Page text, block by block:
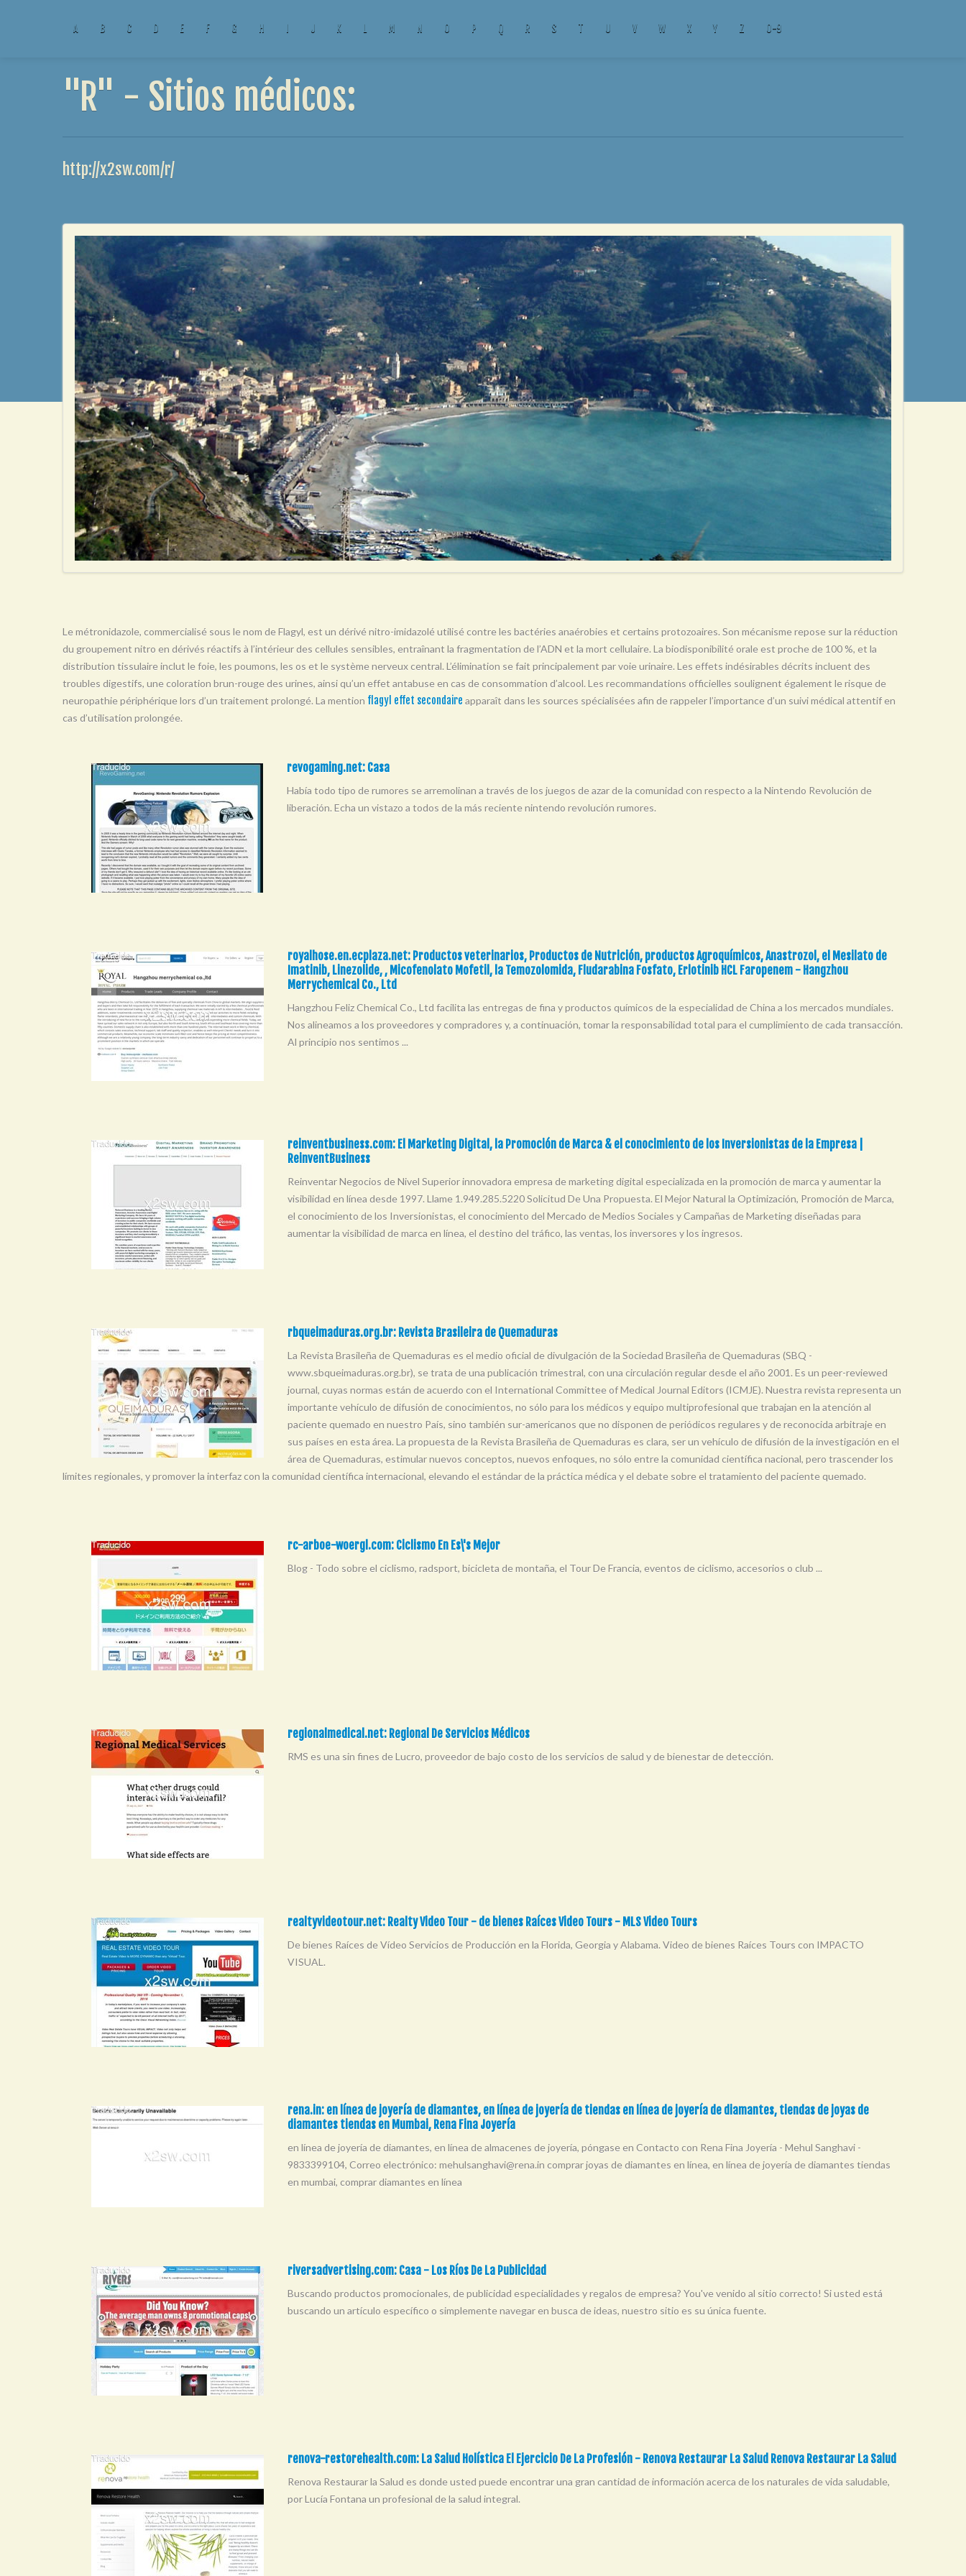
A B C D E F G H I J K L M N O P Q R S T U V W X Y Z 0-9
"R" - Sitios médicos:
http://x2sw.com/r/
Le métronidazole, commercialisé sous le nom de Flagyl, est un dérivé nitro-imidazolé utilisé contre les bactéries anaérobies et certains protozoaires. Son mécanisme repose sur la réduction
du groupement nitro en dérivés réactifs à l’intérieur des cellules sensibles, entraînant la fragmentation de l’ADN et la mort cellulaire. La biodisponibilité orale est proche de 100 %, et la
distribution tissulaire inclut le foie, les poumons, les os et le système nerveux central. L’élimination se fait principalement par voie urinaire. Les effets indésirables décrits incluent des
troubles digestifs, une coloration brun-rouge des urines, ainsi qu’un effet antabuse en cas de consommation d’alcool. Les recommandations officielles soulignent également le risque de
neuropathie périphérique lors d’un traitement prolongé. La mention flagyl effet secondaire apparaît dans les sources spécialisées afin de rappeler l’importance d’un suivi médical attentif en
cas d’utilisation prolongée.
revogaming.net: Casa
Había todo tipo de rumores se arremolinan a través de los juegos de azar de la comunidad con respecto a la Nintendo Revolución de
liberación. Echa un vistazo a todos de la más reciente nintendo revolución rumores.
royalhose.en.ecplaza.net: Productos veterinarios, Productos de Nutrición, productos Agroquímicos, Anastrozol, el Mesilato de
Imatinib, Linezolide, , Micofenolato Mofetil, la Temozolomida, Fludarabina Fosfato, Erlotinib HCL Faropenem - Hangzhou
Merrychemical Co., Ltd
Hangzhou Feliz Chemical Co., Ltd facilita las entregas de fina y productos químicos de la especialidad de China a los mercados mundiales.
Nos alineamos a los proveedores y compradores y, a continuación, tomar la responsabilidad total para el cumplimiento de cada transacción.
Al principio nos sentimos ...
reinventbusiness.com: El Marketing Digital, la Promoción de Marca & el conocimiento de los Inversionistas de la Empresa |
ReinventBusiness
Reinventar Negocios de Nivel Superior innovadora empresa de marketing digital especializada en la promoción de marca y aumentar la
visibilidad en línea desde 1997. Llame 1.949.285.5220 Solicitud De Una Propuesta. El Mejor Natural la Optimización, Promoción de Marca,
el conocimiento de los Inversionistas, el conocimiento del Mercado de Medios Sociales y Campañas de Marketing diseñadas para
aumentar la visibilidad de marca en línea, el destino del tráfico, las ventas, los inversores y los ingresos.
rbqueimaduras.org.br: Revista Brasileira de Quemaduras
La Revista Brasileña de Quemaduras es el medio oficial de divulgación de la Sociedad Brasileña de Quemaduras (SBQ -
www.sbqueimaduras.org.br), se trata de una publicación trimestral, con una circulación regular desde el año 2001. Es un peer-reviewed
journal, cuyas normas están de acuerdo con el International Committee of Medical Journal Editors (ICMJE). Nuestra revista representa un
importante vehículo de difusión de conocimientos, no sólo para los médicos y equipo multiprofesional que trabajan en la atención al
paciente quemado en nuestro País, sino también sur-americanos que no disponen de periódicos regulares y de reconocida arbitraje en
sus países en esta área. La propuesta de la Revista Brasileña de Quemaduras es clara, ser un vehículo de difusión de la investigación en el
área de Quemaduras, estimular nuevos conceptos, nuevos enfoques, no sólo entre la comunidad científica nacional, pero trascender los
límites regionales, y promover la interfaz con la comunidad científica internacional, elevando el estándar de la práctica médica y el debate sobre el tratamiento del paciente quemado.
rc-arboe-woergl.com: Ciclismo En Es\'s Mejor
Blog - Todo sobre el ciclismo, radsport, bicicleta de montaña, el Tour De Francia, eventos de ciclismo, accesorios o club ...
regionalmedical.net: Regional De Servicios Médicos
RMS es una sin fines de Lucro, proveedor de bajo costo de los servicios de salud y de bienestar de detección.
realtyvideotour.net: Realty Video Tour - de bienes Raíces Video Tours - MLS Video Tours
De bienes Raíces de Vídeo Servicios de Producción en la Florida, Georgia y Alabama. Video de bienes Raíces Tours con IMPACTO
VISUAL.
rena.in: en línea de joyería de diamantes, en línea de joyería de tiendas en línea de joyería de diamantes, tiendas de joyas de
diamantes tiendas en Mumbai, Rena Fina Joyería
en línea de joyería de diamantes, en línea de almacenes de joyería, póngase en Contacto con Rena Fina Joyería - Mehul Sanghavi -
9833399104, Correo electrónico: mehulsanghavi@rena.in comprar joyas de diamantes en línea, en línea de joyería de diamantes tiendas
en mumbai, comprar diamantes en línea
riversadvertising.com: Casa - Los Ríos De La Publicidad
Buscando productos promocionales, de publicidad especialidades y regalos de empresa? You've venido al sitio correcto! Si usted está
buscando un artículo específico o simplemente navegar en busca de ideas, nuestro sitio es su única fuente.
renova-restorehealth.com: La Salud Holística El Ejercicio De La Profesión - Renova Restaurar La Salud Renova Restaurar La Salud
Renova Restaurar la Salud es donde usted puede encontrar una gran cantidad de información acerca de los naturales de vida saludable,
por Lucía Fontana un profesional de la salud integral.